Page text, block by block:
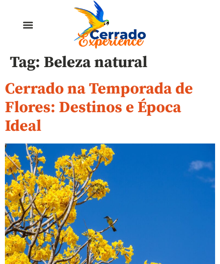
Tag: Beleza natural
Cerrado na Temporada de
Flores: Destinos e Época
Ideal